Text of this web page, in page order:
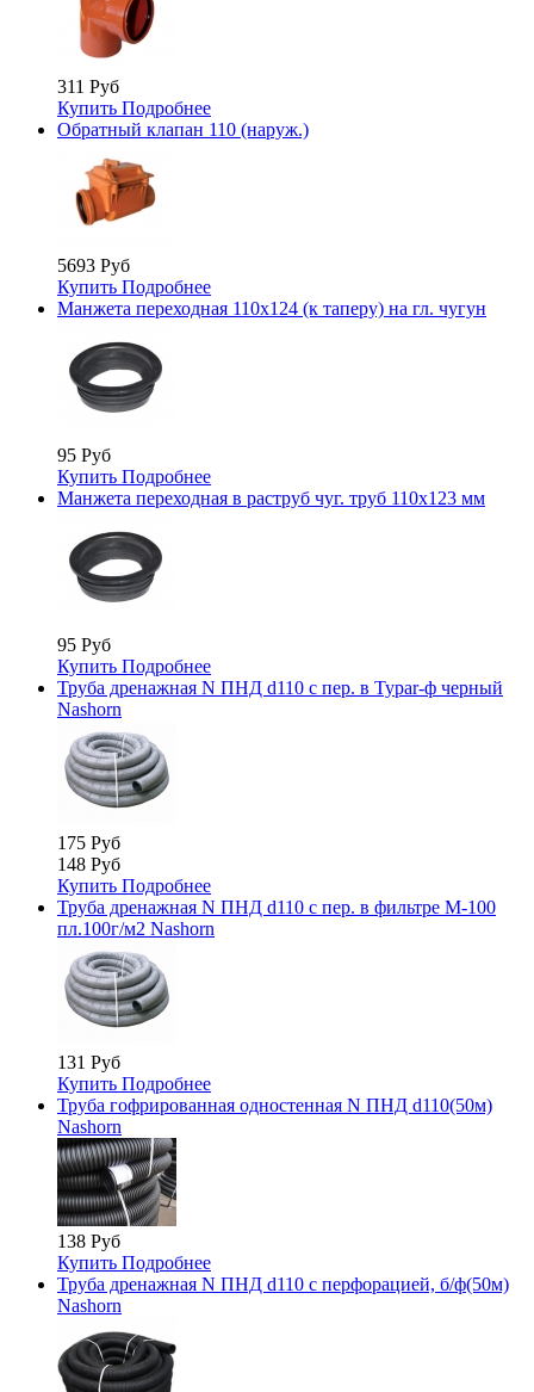
311 Руб
Купить Подробнее
Обратный клапан 110 (наруж.)
5693 Руб
Купить Подробнее
Манжета переходная 110х124 (к таперу) на гл. чугун
95 Руб
Купить Подробнее
Манжета переходная в раструб чуг. труб 110х123 мм
95 Руб
Купить Подробнее
Труба дренажная N ПНД d110 с пер. в Typar-ф черный
Nashorn
175 Руб
148 Руб
Купить Подробнее
Труба дренажная N ПНД d110 с пер. в фильтре М-100
пл.100г/м2 Nashorn
131 Руб
Купить Подробнее
Труба гофрированная одностенная N ПНД d110(50м)
Nashorn
138 Руб
Купить Подробнее
Труба дренажная N ПНД d110 с перфорацией, б/ф(50м)
Nashorn